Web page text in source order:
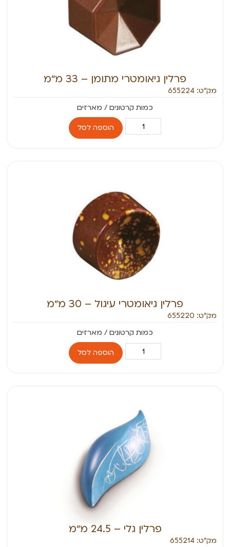
פרלין גיאומטרי מתומן – 33 מ״מ
מק״ט: 655224
הוספה לסל
פרלין גיאומטרי עיגול – 30 מ״מ
מק״ט: 655220
הוספה לסל
פרלין גלי – 24.5 מ״מ
מק״ט: 655214